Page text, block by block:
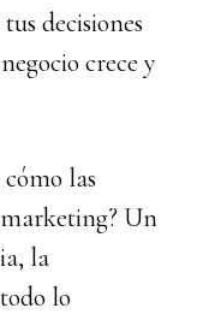
decisiones
crece y
cómo las
Un
la
lo